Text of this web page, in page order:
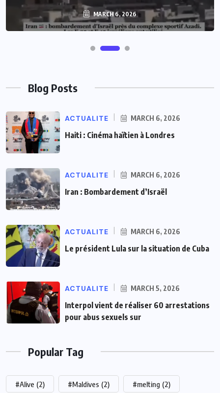
MARCH 6, 2026
Blog Posts
ACTUALITE MARCH 6, 2026
Haiti : Cinéma haïtien à Londres
ACTUALITE MARCH 6, 2026
Iran : Bombardement d’Israël
ACTUALITE MARCH 6, 2026
Le président Lula sur la situation de Cuba
ACTUALITE MARCH 5, 2026
Interpol vient de réaliser 60 arrestations
pour abus sexuels sur
Popular Tag
#Alive (2) #Maldives (2) #melting (2)